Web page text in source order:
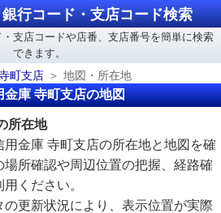
行コード・支店コード検索
支店コードや店番、支店番号を簡単に検索
できます。
町支店 地図・所在地
金庫 寺町支店の地図
所在地
金庫 寺町支店の所在地と地図を確
所確認や周辺位置の把握、経路確
ください。
の更新状況により、表示位置が実際